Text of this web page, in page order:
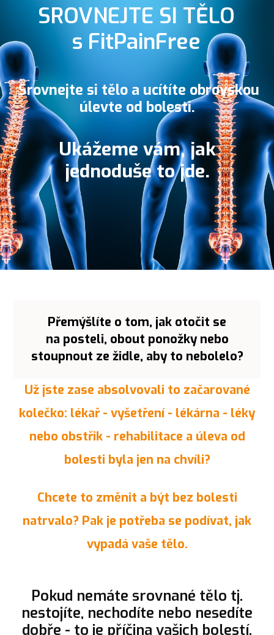
SROVNEJTE SI TĚLO
s FitPainFree
Srovnejte si tělo a ucítíte obrovskou
úlevte od bolesti.
Ukážeme vám, jak
jednoduše to jde.
Přemýšlíte o tom, jak otočit se
na posteli, obout ponožky nebo
stoupnout ze židle, aby to nebolelo?
Už jste zase absolvovali to začarované
kolečko: lékař - vyšetření - lékárna - léky
nebo obstřik - rehabilitace a úleva od
bolesti byla jen na chvíli?
Chcete to změnit a být bez bolesti
natrvalo? Pak je potřeba se podívat, jak
vypadá vaše tělo.
Pokud nemáte srovnané tělo tj.
nestojíte, nechodíte nebo nesedíte
dobře - to je příčina vašich bolestí.